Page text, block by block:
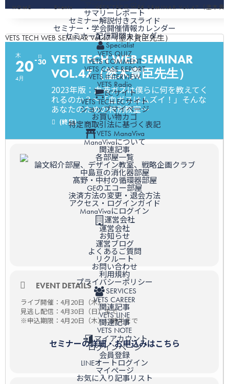
アツシ・リュウジ
サマリーレポート
セミナー解説付きスライド
セミナー・学会開催情報カレンダー
セミナー配信期間カレンダー
Specialist
VETS QUIZ
VETS COMMENT
VETS CASE REPORT
VETS INTERVIEW
VETS Radio
ECサイト
VETS TECH ECサイト
ショップマイページ
お買い物カゴ
特定商取引法に基づく表記
VETS ManaViva
ManaVivaについて
関連記事
各部屋一覧
論文紹介部屋、デザイン教室、戦略企画クラブ
中島亘の消化器部屋
髙野・中村の循環器部屋
GEのエコー部屋
決済方法の変更・退会方法
アクセス・ログインガイド
ManaVivaにログイン
運営会社
運営会社
お知らせ
運営ブログ
よくあるご質問
リクルート
お問い合わせ
利用規約
プライバシーポリシー
SERVICES
VETS CAREER
関連記事
VETS LINE
関連記事
VETS NOTE
マイアカウント
ログインページ
会員登録
LINEオートログイン
マイページ
お気に入り記事リスト
HOME Events VETS TECH WEB SEMINAR Vol.47（塗木貴
VETS TECH WEB SEMINAR Vol.47（塗木貴臣先生）
木
20
4月
日
30 VETS TECH WEB SEMINAR
VOL.47（塗木貴臣先生）
2023年版：血液ガスは僕らに何を教えてく
れるのか？～「血ガスはムズイ！」そんな
あなたのための特別教室～
(終日)
EVENT DETAILS
ライブ開催：4月20日（木）
見逃し配信：4月30日（日）まで
※申込期限：4月20日（木）17時半まで
セミナーの詳細・お申込みはこちら